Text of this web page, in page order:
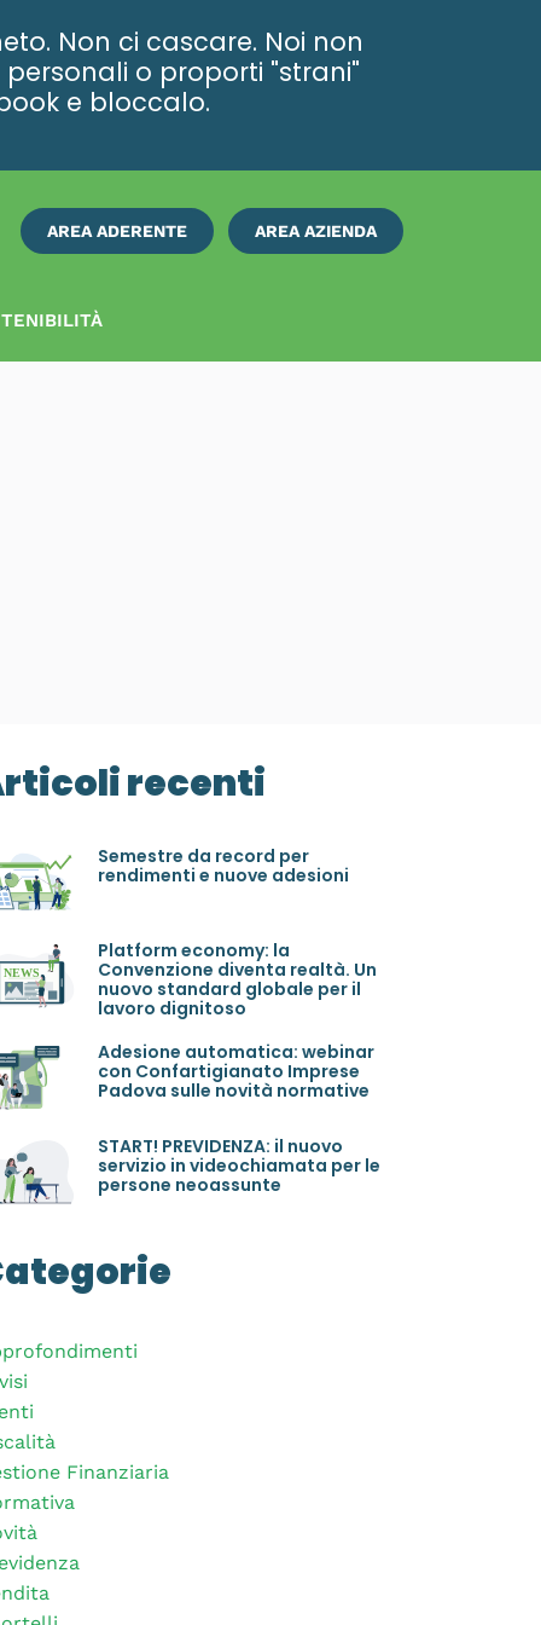
Non ci cascare. Noi non
o proporti "strani"
e bloccalo.
AREA ADERENTE AREA AZIENDA
ISCRIVITI
recenti
Semestre da record per
rendimenti e nuove adesioni
Platform economy: la
Convenzione diventa realtà. Un
nuovo standard globale per il
lavoro dignitoso
Adesione automatica: webinar
con Confartigianato Imprese
Padova sulle novità normative
START! PREVIDENZA: il nuovo
servizio in videochiamata per le
persone neoassunte
Finanziaria